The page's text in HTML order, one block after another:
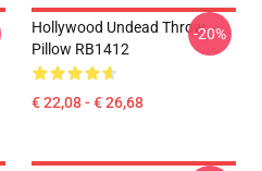
Hollywood Undead Throw
Pillow RB1412
€ 22,08 - € 26,68
-20%